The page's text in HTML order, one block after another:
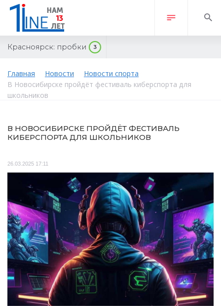
Красноярск: пробки 3
Главная Новости
Новости спорта
В Новосибирске пройдёт фестиваль киберспорта для
школьников
В НОВОСИБИРСКЕ ПРОЙДЁТ ФЕСТИВАЛЬ
КИБЕРСПОРТА ДЛЯ ШКОЛЬНИКОВ
26.03.2025 17:11